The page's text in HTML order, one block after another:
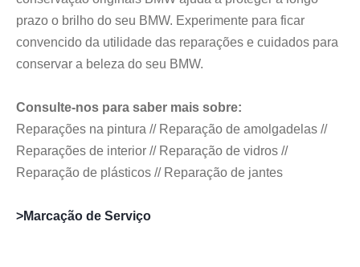
prazo o brilho do seu BMW. Experimente para ficar
convencido da utilidade das reparações e cuidados para
conservar a beleza do seu BMW.
Consulte-nos para saber mais sobre:
Reparações na pintura // Reparação de amolgadelas //
Reparações de interior // Reparação de vidros //
Reparação de plásticos // Reparação de jantes
>Marcação de Serviço